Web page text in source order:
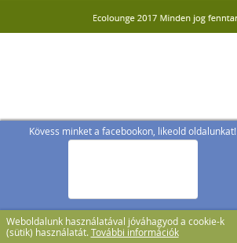
Kövess minket a facebookon, likeold oldalunkat!
Weboldalunk használatával jóváhagyod a cookie-k
(sütik) használatát. További információk